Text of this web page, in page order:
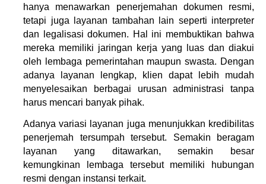
hanya menawarkan penerjemahan dokumen resmi,
tetapi juga layanan tambahan lain seperti interpreter
dan legalisasi dokumen. Hal ini membuktikan bahwa
mereka memiliki jaringan kerja yang luas dan diakui
oleh lembaga pemerintahan maupun swasta. Dengan
adanya layanan lengkap, klien dapat lebih mudah
menyelesaikan berbagai urusan administrasi tanpa
harus mencari banyak pihak.
Adanya variasi layanan juga menunjukkan kredibilitas
penerjemah tersumpah tersebut. Semakin beragam
layanan yang ditawarkan, semakin besar
kemungkinan lembaga tersebut memiliki hubungan
resmi dengan instansi terkait.